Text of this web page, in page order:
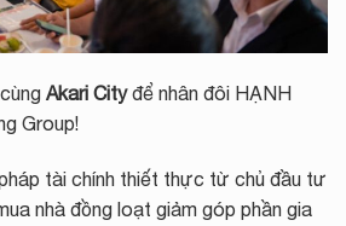
Akari Cityđể nhân đôi HẠNH
Group!
tài chính thiết thực từ chủ đầu tư
nhà đồng loạt giảm góp phần gia